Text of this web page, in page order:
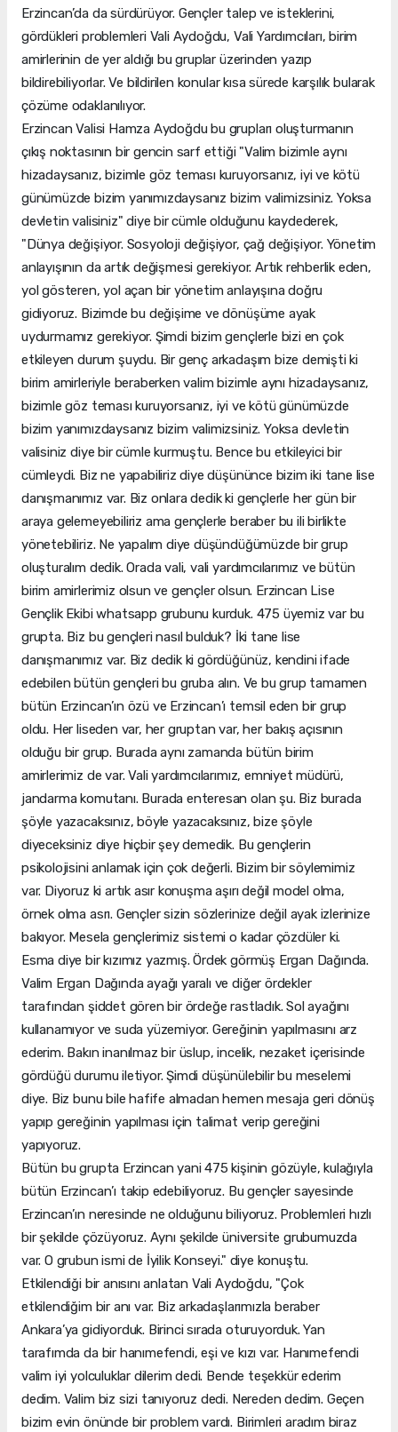
Erzincan’da da sürdürüyor. Gençler talep ve isteklerini,
gördükleri problemleri Vali Aydoğdu, Vali Yardımcıları, birim
amirlerinin de yer aldığı bu gruplar üzerinden yazıp
bildirebiliyorlar. Ve bildirilen konular kısa sürede karşılık bularak
çözüme odaklanılıyor.
Erzincan Valisi Hamza Aydoğdu bu grupları oluşturmanın
çıkış noktasının bir gencin sarf ettiği "Valim bizimle aynı
hizadaysanız, bizimle göz teması kuruyorsanız, iyi ve kötü
günümüzde bizim yanımızdaysanız bizim valimizsiniz. Yoksa
devletin valisiniz" diye bir cümle olduğunu kaydederek,
"Dünya değişiyor. Sosyoloji değişiyor, çağ değişiyor. Yönetim
anlayışının da artık değişmesi gerekiyor. Artık rehberlik eden,
yol gösteren, yol açan bir yönetim anlayışına doğru
gidiyoruz. Bizimde bu değişime ve dönüşüme ayak
uydurmamız gerekiyor. Şimdi bizim gençlerle bizi en çok
etkileyen durum şuydu. Bir genç arkadaşım bize demişti ki
birim amirleriyle beraberken valim bizimle aynı hizadaysanız,
bizimle göz teması kuruyorsanız, iyi ve kötü günümüzde
bizim yanımızdaysanız bizim valimizsiniz. Yoksa devletin
valisiniz diye bir cümle kurmuştu. Bence bu etkileyici bir
cümleydi. Biz ne yapabiliriz diye düşününce bizim iki tane lise
danışmanımız var. Biz onlara dedik ki gençlerle her gün bir
araya gelemeyebiliriz ama gençlerle beraber bu ili birlikte
yönetebiliriz. Ne yapalım diye düşündüğümüzde bir grup
oluşturalım dedik. Orada vali, vali yardımcılarımız ve bütün
birim amirlerimiz olsun ve gençler olsun. Erzincan Lise
Gençlik Ekibi whatsapp grubunu kurduk. 475 üyemiz var bu
grupta. Biz bu gençleri nasıl bulduk? İki tane lise
danışmanımız var. Biz dedik ki gördüğünüz, kendini ifade
edebilen bütün gençleri bu gruba alın. Ve bu grup tamamen
bütün Erzincan’ın özü ve Erzincan’ı temsil eden bir grup
oldu. Her liseden var, her gruptan var, her bakış açısının
olduğu bir grup. Burada aynı zamanda bütün birim
amirlerimiz de var. Vali yardımcılarımız, emniyet müdürü,
jandarma komutanı. Burada enteresan olan şu. Biz burada
şöyle yazacaksınız, böyle yazacaksınız, bize şöyle
diyeceksiniz diye hiçbir şey demedik. Bu gençlerin
psikolojisini anlamak için çok değerli. Bizim bir söylemimiz
var. Diyoruz ki artık asır konuşma aşırı değil model olma,
örnek olma asrı. Gençler sizin sözlerinize değil ayak izlerinize
bakıyor. Mesela gençlerimiz sistemi o kadar çözdüler ki.
Esma diye bir kızımız yazmış. Ördek görmüş Ergan Dağında.
Valim Ergan Dağında ayağı yaralı ve diğer ördekler
tarafından şiddet gören bir ördeğe rastladık. Sol ayağını
kullanamıyor ve suda yüzemiyor. Gereğinin yapılmasını arz
ederim. Bakın inanılmaz bir üslup, incelik, nezaket içerisinde
gördüğü durumu iletiyor. Şimdi düşünülebilir bu meselemi
diye. Biz bunu bile hafife almadan hemen mesaja geri dönüş
yapıp gereğinin yapılması için talimat verip gereğini
yapıyoruz.
Bütün bu grupta Erzincan yani 475 kişinin gözüyle, kulağıyla
bütün Erzincan’ı takip edebiliyoruz. Bu gençler sayesinde
Erzincan’ın neresinde ne olduğunu biliyoruz. Problemleri hızlı
bir şekilde çözüyoruz. Aynı şekilde üniversite grubumuzda
var. O grubun ismi de İyilik Konseyi." diye konuştu.
Etkilendiği bir anısını anlatan Vali Aydoğdu, "Çok
etkilendiğim bir anı var. Biz arkadaşlarımızla beraber
Ankara’ya gidiyorduk. Birinci sırada oturuyorduk. Yan
tarafımda da bir hanımefendi, eşi ve kızı var. Hanımefendi
valim iyi yolculuklar dilerim dedi. Bende teşekkür ederim
dedim. Valim biz sizi tanıyoruz dedi. Nereden dedim. Geçen
bizim evin önünde bir problem vardı. Birimleri aradım biraz